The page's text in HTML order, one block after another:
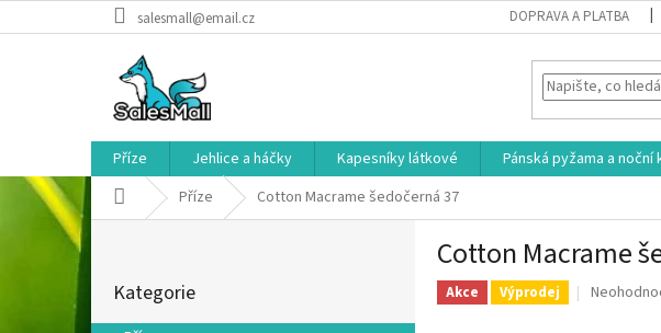
na
salesmall@email.cz DOPRAVA A PLATBA
Příze Jehlice a háčky Kapesníky látkové Pánská pyžama a noční
Domů Příze Cotton Macrame šedočerná 37
kategorie
Kategorie
Cotton Macrame
Akce Výprodej
Průměrné